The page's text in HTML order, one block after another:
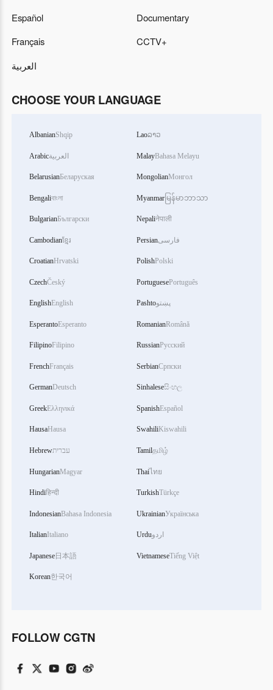
Español
Français
العربية
Documentary
CCTV+
CHOOSE YOUR LANGUAGE
AlbanianShqip
Arabicالعربية
BelarusianБеларуская
Bengaliবাংলা
BulgarianБългарски
Cambodianខ្មែរ
CroatianHrvatski
CzechČeský
EnglishEnglish
EsperantoEsperanto
FilipinoFilipino
FrenchFrançais
GermanDeutsch
GreekΕλληνικά
HausaHausa
Hebrewעברית
HungarianMagyar
Hindiहिन्दी
IndonesianBahasa Indonesia
ItalianItaliano
Japanese日本語
Korean한국어
Laoລາວ
MalayBahasa Melayu
MongolianМонгол
Myanmar မြန်မာဘာသာ
Nepaliनेपाली
Persianفارسی
PolishPolski
PortuguesePortuguês
Pashtoپښتو
RomanianRomână
RussianРусский
SerbianСрпски
Sinhaleseසිංහල
SpanishEspañol
SwahiliKiswahili
Tamilதமிழ்
Thaiไทย
TurkishTürkçe
UkrainianУкраїнська
Urduاردو
VietnameseTiếng Việt
FOLLOW CGTN